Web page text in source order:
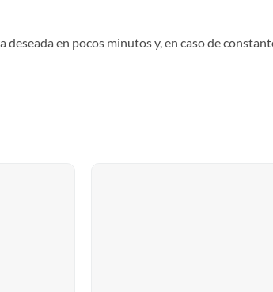
en pocos minutos y, en caso de